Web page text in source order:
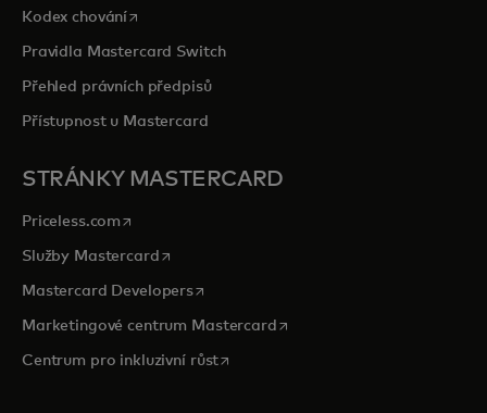
Kodex chováníopens in a new tab
Pravidla Mastercard Switch
Přehled právních předpisů
Přístupnost u Mastercard
STRÁNKY MASTERCARD
Priceless.com opens in a new tab
Služby Mastercardopens in a new tab
Mastercard Developersopens in a new tab
Marketingové centrum Mastercardopens in a new tab
Centrum pro inkluzivní růstopens in a new tab